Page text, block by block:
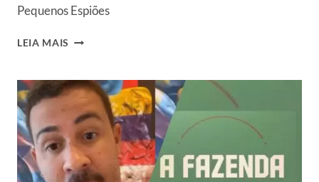
Pequenos Espiões
LEIA MAIS ATRIZ
DO
FILHO
DE
ANOS
APÓS
ACIDENTE